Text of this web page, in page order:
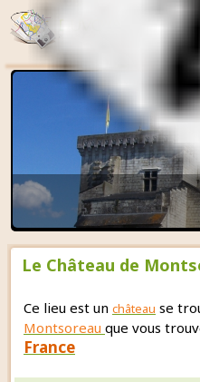
Le Château de
Ce lieu est un château se
Montsoreau que vous
France